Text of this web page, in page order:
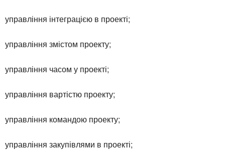
управління інтеграцією в проекті;
управління змістом проекту;
управління часом у проекті;
управління вартістю проекту;
управління командою проекту;
управління закупівлями в проекті;